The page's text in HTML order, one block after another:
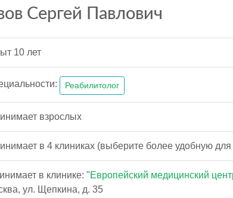
Сергей Павлович
10 лет
Реабилитолог
взрослых
в 4 клиниках (выберите более удобную для
в клинике: "Европейский медицинский
ул. Щепкина, д. 35